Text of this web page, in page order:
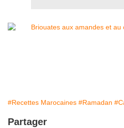
Bessaha
#Recettes Marocaines #Ramadan
Partager